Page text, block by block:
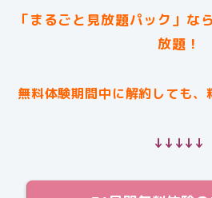
「まるごと見放題パック」な
放題！
無料体験期間中に解約しても、
↓↓↓↓↓